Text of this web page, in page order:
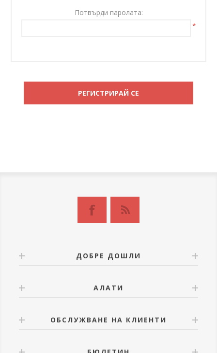
Потвърди паролата:
*
ДОБРЕ ДОШЛИ
АЛАТИ
ОБСЛУЖВАНЕ НА КЛИЕНТИ